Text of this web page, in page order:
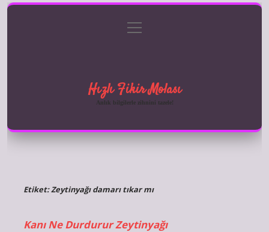
Gizlilik Politikası
menüyü
aç
Hızlı Fikir Molası
Anlık bilgilerle zihnini tazele!
Etiket:Zeytinyağı damarı tıkar mı
Kanı Ne Durdurur Zeytinyağı